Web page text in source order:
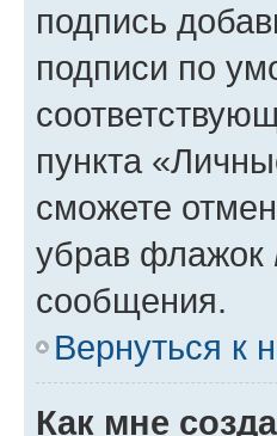
подпись
подписи по
пункта
сможете
убрав флажок
сообщения.
Вернуться к
Как мне